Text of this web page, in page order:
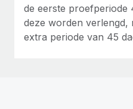
de eerste proefperiode
deze worden verlengd,
extra periode van 45